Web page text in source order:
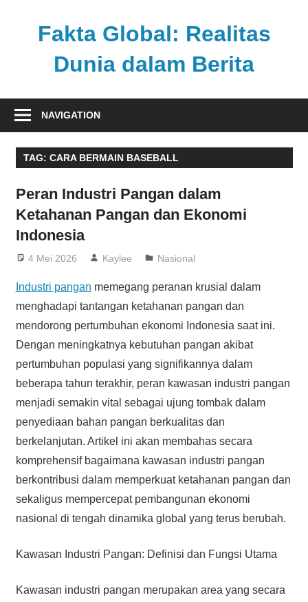
Fakta Global: Realitas
Dunia dalam Berita
kabar
dari
berbagai
pandang
NAVIGATION
TAG: CARA BERMAIN BASEBALL
Peran Industri Pangan dalam
Ketahanan Pangan dan Ekonomi
Indonesia
4 Mei 2026 Kaylee Nasional
Industri pangan memegang peranan krusial dalam
menghadapi tantangan ketahanan pangan dan
mendorong pertumbuhan ekonomi Indonesia saat ini.
Dengan meningkatnya kebutuhan pangan akibat
pertumbuhan populasi yang signifikannya dalam
beberapa tahun terakhir, peran kawasan industri pangan
menjadi semakin vital sebagai ujung tombak dalam
penyediaan bahan pangan berkualitas dan
berkelanjutan. Artikel ini akan membahas secara
komprehensif bagaimana kawasan industri pangan
berkontribusi dalam memperkuat ketahanan pangan dan
sekaligus mempercepat pembangunan ekonomi
nasional di tengah dinamika global yang terus berubah.
Kawasan Industri Pangan: Definisi dan Fungsi Utama
Kawasan industri pangan merupakan area yang secara